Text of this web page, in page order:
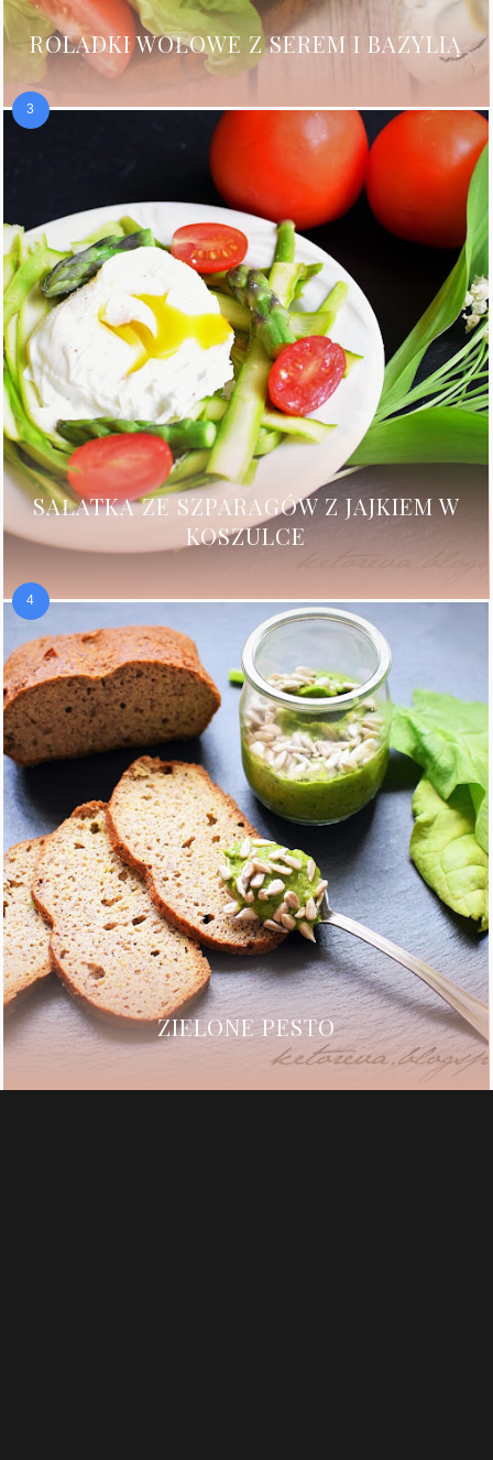
ROLADKI WOŁOWE Z SEREM I BAZYLIĄ
SAŁATKA ZE SZPARAGÓW Z JAJKIEM W
KOSZULCE
ZIELONE PESTO